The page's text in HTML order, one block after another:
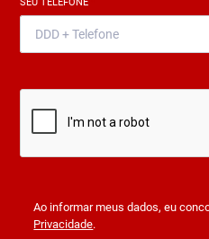
Ao informar meus dados, eu
Privacidade.